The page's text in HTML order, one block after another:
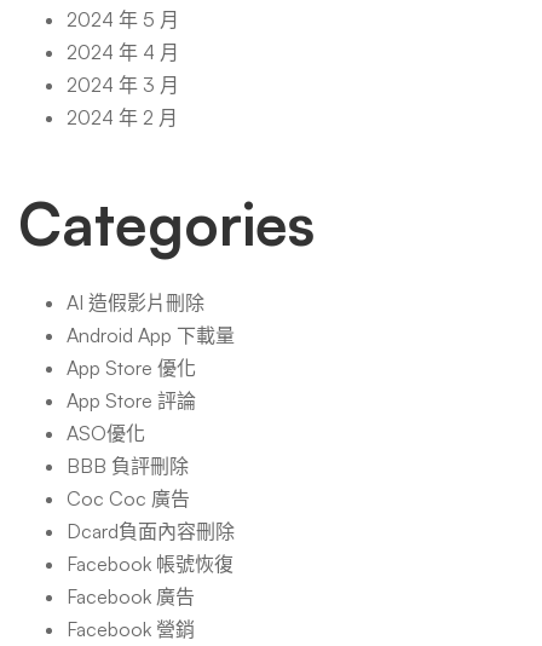
2024 年 5 月
2024 年 4 月
2024 年 3 月
2024 年 2 月
Categories
AI 造假影片刪除
Android App 下載量
App Store 優化
App Store 評論
ASO優化
BBB 負評刪除
Coc Coc 廣告
Dcard負面內容刪除
Facebook 帳號恢復
Facebook 廣告
Facebook 營銷